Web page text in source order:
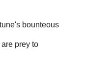
bounteous
prey to